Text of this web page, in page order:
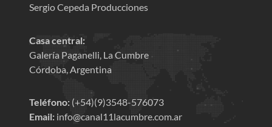
Sergio Cepeda Producciones
Casa central:
Galería Paganelli, La Cumbre
Córdoba, Argentina
Teléfono: (+54)(9)3548-576073
Email: info@canal11lacumbre.com.ar